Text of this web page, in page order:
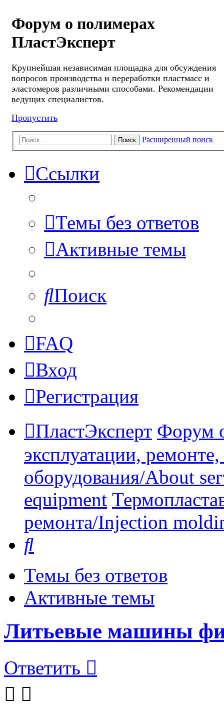
Форум о полимерах
ПластЭксперт
Крупнейшая независимая площадка для обсуждения
вопросов производства и переработки пластмасс и
эластомеров различными способами. Рекомендации
ведущих специалистов.
Пропустить
Поиск Расширенный поиск
Ссылки
Темы без ответов
Активные темы
Поиск
FAQ
Вход
Регистрация
ПластЭксперт Форум
эксплуатации,
оборудования/About
equipment
ремонта/Injection
Темы без ответов
Активные темы
Литьевые машины
Ответить